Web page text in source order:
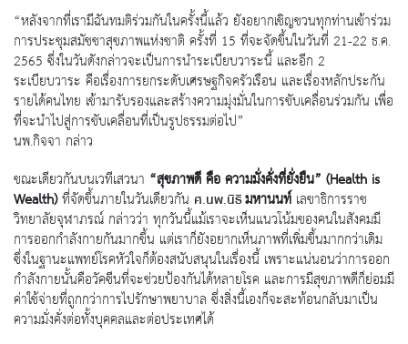
“หลังจากที่เรามีฉันทมติร่วมกันในครั้งนี้แล้ว ยังอยากเชิญชวนทุกท่านเข้าร่วม
การประชุมสมัชชาสุขภาพแห่งชาติ ครั้งที่ 15 ที่จะจัดขึ้นในวันที่ 21-22 ธ.ค.
2565 ซึ่งในวันดังกล่าวจะเป็นการนำระเบียบวาระนี้ และอีก 2
ระเบียบวาระ คือเรื่องการยกระดับเศรษฐกิจครัวเรือน และเรื่องหลักประกัน
รายได้คนไทย เข้ามารับรองและสร้างความมุ่งมั่นในการขับเคลื่อนร่วมกัน เพื่อ
ที่จะนำไปสู่การขับเคลื่อนที่เป็นรูปธรรมต่อไป”
นพ.กิจจา กล่าว
ขณะเดียวกันบนเวทีเสวนา “สุขภาพดี คือ ความมั่งคั่งที่ยั่งยืน” (Health is
Wealth)ที่จัดขึ้นภายในวันเดียวกัน ศ.นพ.นิธิมหานนท์ เลขาธิการราช
วิทยาลัยจุฬาภรณ์ กล่าวว่า ทุกวันนี้แม้เราจะเห็นแนวโน้มของคนในสังคมมี
การออกกำลังกายกันมากขึ้น แต่เราก็ยังอยากเห็นภาพที่เพิ่มขึ้นมากกว่าเดิม
ซึ่งในฐานะแพทย์โรคหัวใจก็ต้องสนับสนุนในเรื่องนี้ เพราะแน่นอนว่าการออก
กำลังกายนั้นคือวัคซีนที่จะช่วยป้องกันได้หลายโรค และการมีสุขภาพดีก็ย่อมมี
ค่าใช้จ่ายที่ถูกกว่าการไปรักษาพยาบาล ซึ่งสิ่งนี้เองก็จะสะท้อนกลับมาเป็น
ความมั่งคั่งต่อทั้งบุคคลและต่อประเทศได้